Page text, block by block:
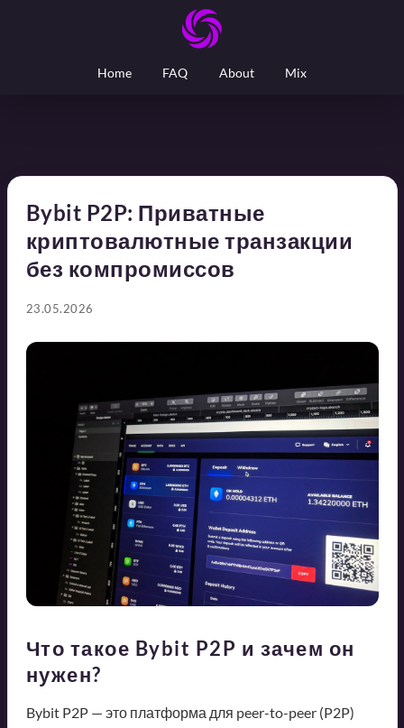
Home FAQ About Mix
Bybit P2P: Приватные
криптовалютные транзакции
без компромиссов
23.05.2026
Что такое Bybit P2P и зачем он
нужен?
Bybit P2P — это платформа для peer-to-peer (P2P)